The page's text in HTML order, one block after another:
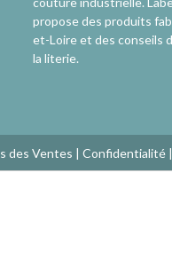
propose des produits
et-Loire et des conseils
la literie.
des Ventes | Confidentialité|